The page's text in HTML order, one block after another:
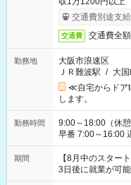
交通費別途支
交通費 交通費全
勤務地
大阪市浪速区
ＪＲ難波駅 / 大
≪自宅からドア
します。
勤務時間
9:00～18:00（休憩60分） ■ご希望があれば
早番 7:00～16:00 遅
と休みを合わせた
「できれば残業
ね。 ※Wワーク希望の方へ 今ご覧のお仕事で希望する勤務時間
と、もう1つのお
期間
【8月中のスター
3日後に就業が可能